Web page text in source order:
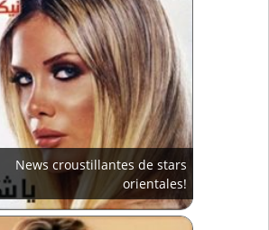
News croustillantes de stars
orientales!